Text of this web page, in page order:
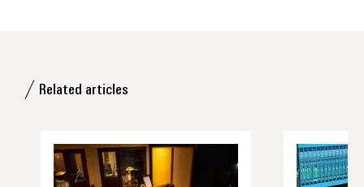
Related articles